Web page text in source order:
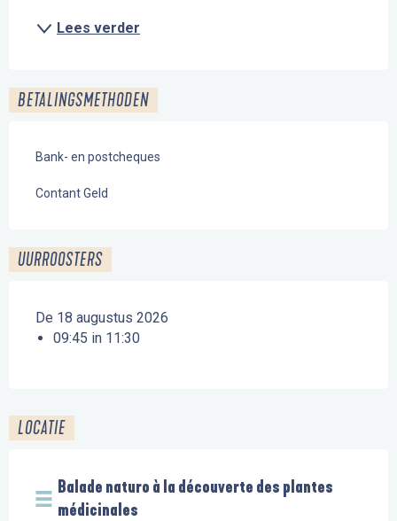
Lees verder
BETALINGSMETHODEN
Bank- en postcheques
Contant Geld
UURROOSTERS
De 18 augustus 2026
09:45 in 11:30
LOCATIE
Balade naturo à la découverte des plantes
médicinales